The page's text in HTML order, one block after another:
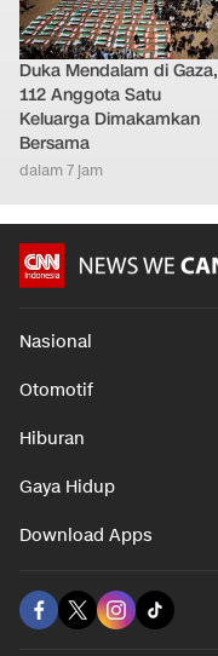
Duka Mendalam di Gaza,
112 Anggota Satu
Keluarga Dimakamkan
Bersama
dalam 7 jam
Nasional
Otomotif
Hiburan
Gaya Hidup
Download Apps